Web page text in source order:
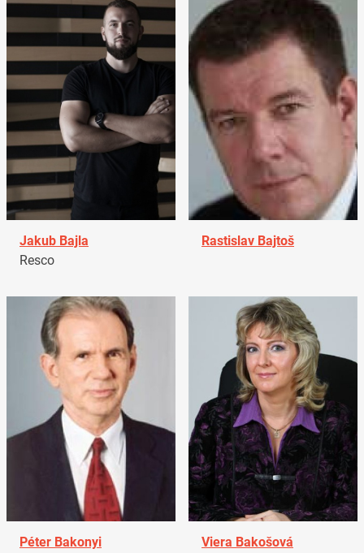
Jakub Bajla
Resco
Rastislav Bajtoš
Péter Bakonyi
Viera Bakošová